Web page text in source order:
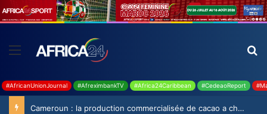
#AfricanUnionJournal #AfreximbankTV #Africa24Caribbean #CedeaoReport
Cameroun : la production commercialisée de cacao a chuté de 19,9% durant la saison 2025-2026